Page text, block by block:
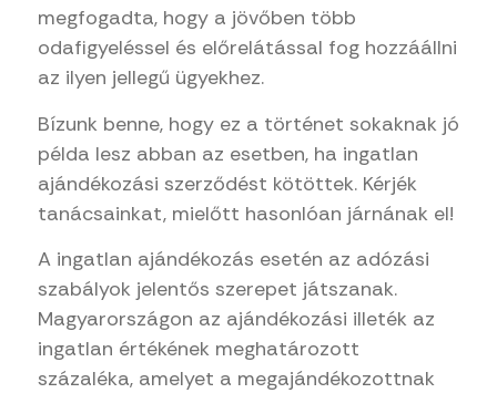
megfogadta, hogy a jövőben több
odafigyeléssel és előrelátással fog hozzáállni
az ilyen jellegű ügyekhez.
Bízunk benne, hogy ez a történet sokaknak jó
példa lesz abban az esetben, ha ingatlan
ajándékozási szerződést kötöttek. Kérjék
tanácsainkat, mielőtt hasonlóan járnának el!
A ingatlan ajándékozás esetén az adózási
szabályok jelentős szerepet játszanak.
Magyarországon az ajándékozási illeték az
ingatlan értékének meghatározott
százaléka, amelyet a megajándékozottnak